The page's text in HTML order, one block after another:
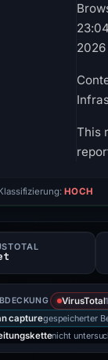
This
HOCH
VirusTotal
capturegespeicherter
nicht